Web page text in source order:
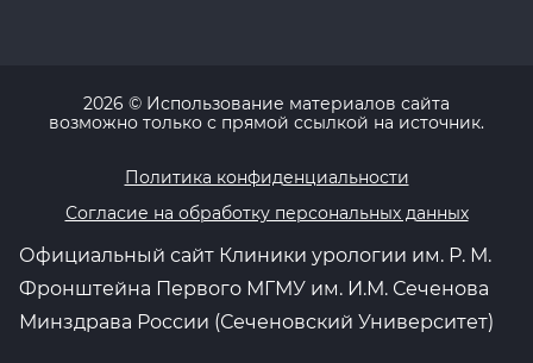
2026 © Использование материалов сайта
возможно только с прямой ссылкой на источник.
Политика конфиденциальности
Согласие на обработку персональных данных
Официальный сайт Клиники урологии им. Р. М.
Фронштейна Первого МГМУ им. И.М. Сеченова
Минздрава России (Сеченовский Университет)